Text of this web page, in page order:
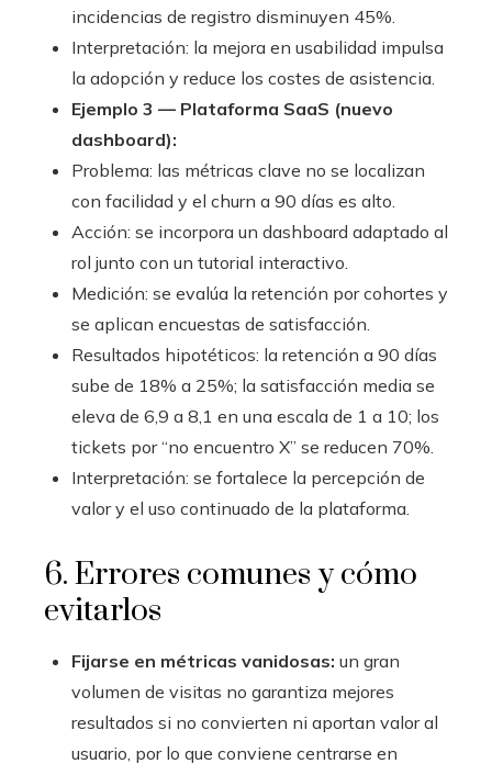
incidencias de registro disminuyen 45%.
Interpretación: la mejora en usabilidad impulsa
la adopción y reduce los costes de asistencia.
Ejemplo 3 — Plataforma SaaS (nuevo
dashboard):
Problema: las métricas clave no se localizan
con facilidad y el churn a 90 días es alto.
Acción: se incorpora un dashboard adaptado al
rol junto con un tutorial interactivo.
Medición: se evalúa la retención por cohortes y
se aplican encuestas de satisfacción.
Resultados hipotéticos: la retención a 90 días
sube de 18% a 25%; la satisfacción media se
eleva de 6,9 a 8,1 en una escala de 1 a 10; los
tickets por “no encuentro X” se reducen 70%.
Interpretación: se fortalece la percepción de
valor y el uso continuado de la plataforma.
6. Errores comunes y cómo
evitarlos
Fijarse en métricas vanidosas: un gran
volumen de visitas no garantiza mejores
resultados si no convierten ni aportan valor al
usuario, por lo que conviene centrarse en